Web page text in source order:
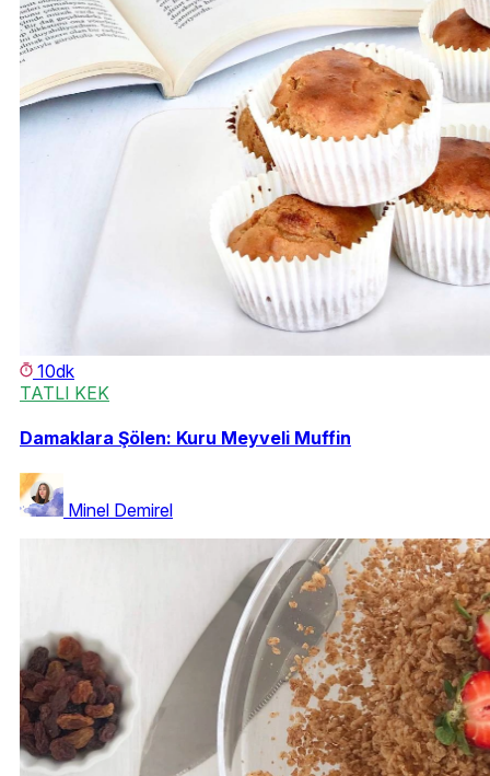
10dk
TATLI KEK
Damaklara Şölen: Kuru Meyveli Muffin
Minel Demirel